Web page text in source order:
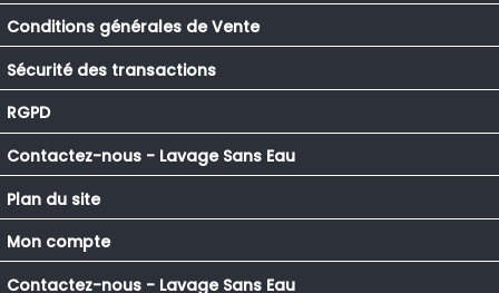
Conditions générales de Vente
Sécurité des transactions
RGPD
Contactez-nous - Lavage Sans Eau
Plan du site
Mon compte
Contactez-nous - Lavage Sans Eau